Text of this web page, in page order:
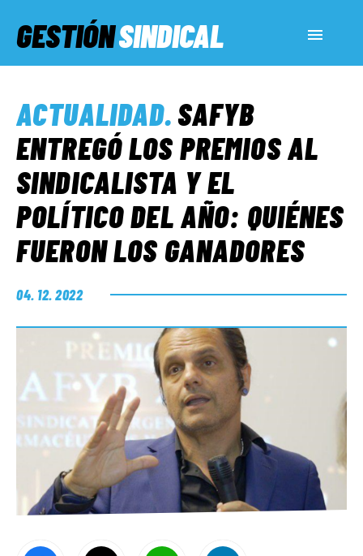
GESTIÓNSINDICAL
SERVICIOS SOCIALES
INFORMES ESPECIALES
FUERA DE MEGÁFONO
EL LADO «G»
ACTUALIDAD.SAFYB
ENTREGÓ LOS PREMIOS AL
SINDICALISTA Y EL
POLÍTICO DEL AÑO: QUIÉNES
FUERON LOS GANADORES
04. 12. 2022